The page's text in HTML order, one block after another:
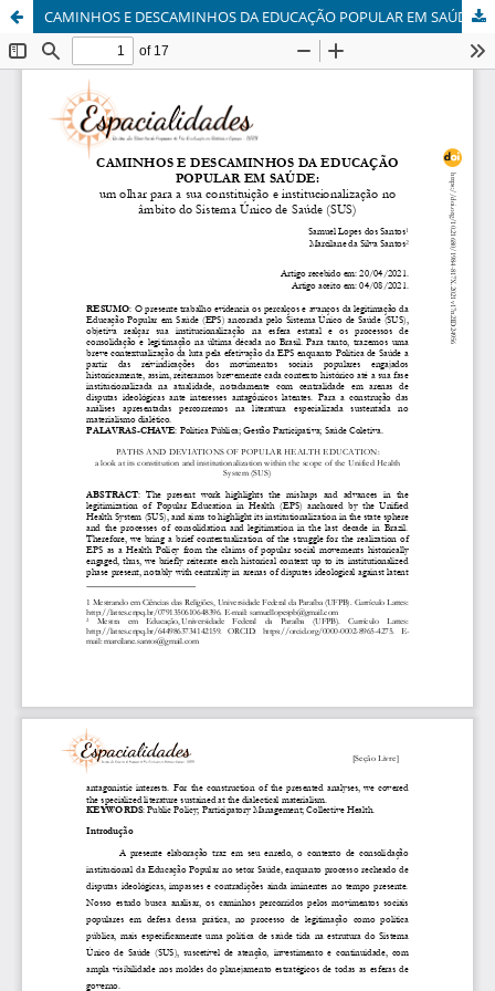
CAMINHOS E DESCAMINHOS DA EDUCAÇÃO POPULAR EM SAÚDE: